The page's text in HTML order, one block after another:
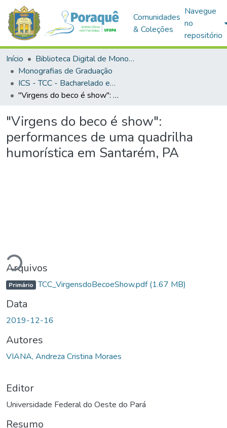
Comunidades
& Coleções
Navegue
no
repositório
Início
Biblioteca Digital de Monografias (BDM)
Monografias de Graduação
ICS - TCC - Bacharelado em Antropologia
"Virgens do beco é show": performances de uma quadrilha humorística em Santarém, PA
"Virgens do beco é show":
performances de uma quadrilha
humorística em Santarém, PA
Arquivos
Primário TCC_VirgensdoBecoeShow.pdf(1.67 MB)
Data
2019-12-16
Autores
VIANA, Andreza Cristina Moraes
Editor
Universidade Federal do Oeste do Pará
Resumo